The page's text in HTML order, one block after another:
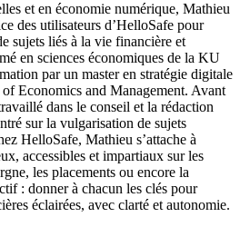
et en économie numérique, Mathieu
des utilisateurs d’HelloSafe pour
sujets liés à la vie financière et
en sciences économiques de la KU
par un master en stratégie digitale
Economics and Management. Avant
dans le conseil et la rédaction
sur la vulgarisation de sujets
HelloSafe, Mathieu s’attache à
accessibles et impartiaux sur les
les placements ou encore la
: donner à chacun les clés pour
éclairées, avec clarté et autonomie.